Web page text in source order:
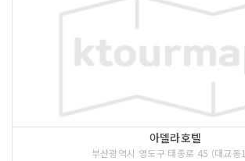
아델라호텔
부산광역시 영도구 태종로 45 (대교동